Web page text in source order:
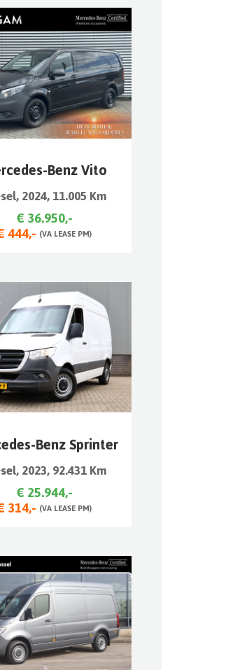
Benz Vito
2024, 11.005 Km
€ 36.950,-
444,- (VA LEASE PM)
Benz Sprinter
2023, 92.431 Km
€ 25.944,-
314,- (VA LEASE PM)